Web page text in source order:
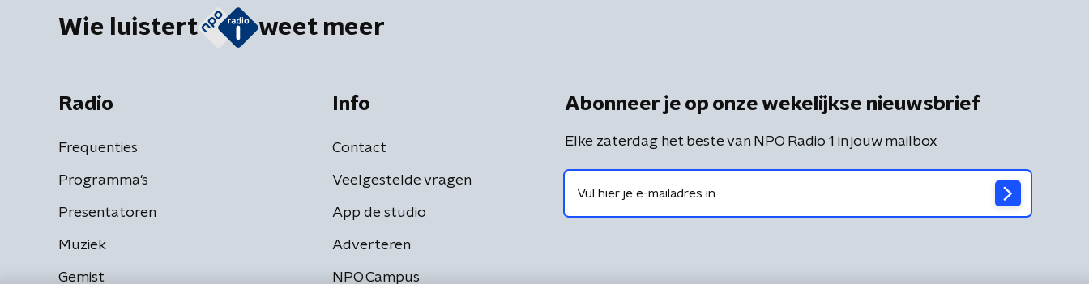
Wie luistert weet meer
Radio
Frequenties
Programma's
Presentatoren
Muziek
Gemist
Info
Contact
Veelgestelde vragen
App de studio
Adverteren
NPO Campus
Abonneer je op onze wekelijkse nieuwsbrief
Elke zaterdag het beste van NPO Radio 1 in jouw mailbox